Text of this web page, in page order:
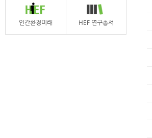
인간환경미래 HEF 연구총서